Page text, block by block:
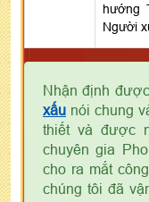
hướng
Người
Nhận định
xấu nói chung
thiết và được
chuyên gia
cho ra mắt
chúng tôi đã